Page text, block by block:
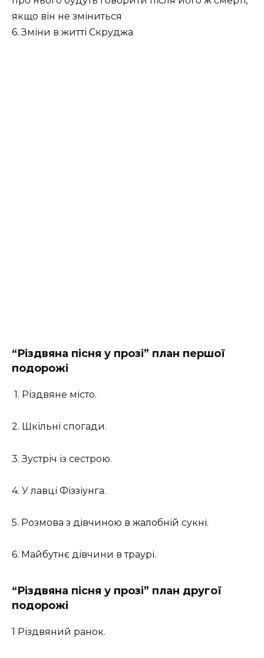
якщо він не зміниться
6. Зміни в житті Скруджа
“Різдвяна пісня у прозі” план першої
подорожі
1. Різдвяне місто.
2. Шкільні спогади.
3. Зустріч із сестрою.
4. У лавці Фіззіунга.
5. Розмова з дівчиною в жалобній сукні.
6. Майбутнє дівчини в траурі.
“Різдвяна пісня у прозі” план другої
подорожі
1 Різдвяний ранок.